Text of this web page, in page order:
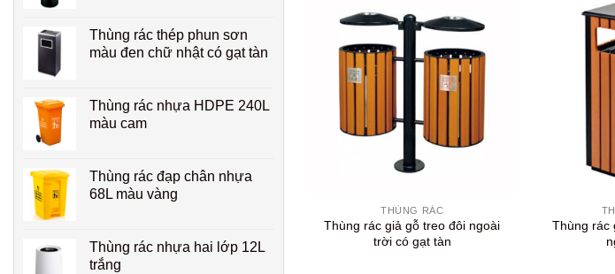
Thùng rác thép phun sơn
màu đen chữ nhật có gạt tàn
Thùng rác nhựa HDPE 240L
màu cam
Thùng rác đạp chân nhựa
68L màu vàng
Thùng rác nhựa hai lớp 12L
trắng
THÙNG RÁC
Thùng rác giả gỗ treo đôi ngoài
trời có gạt tàn
Thùng rác